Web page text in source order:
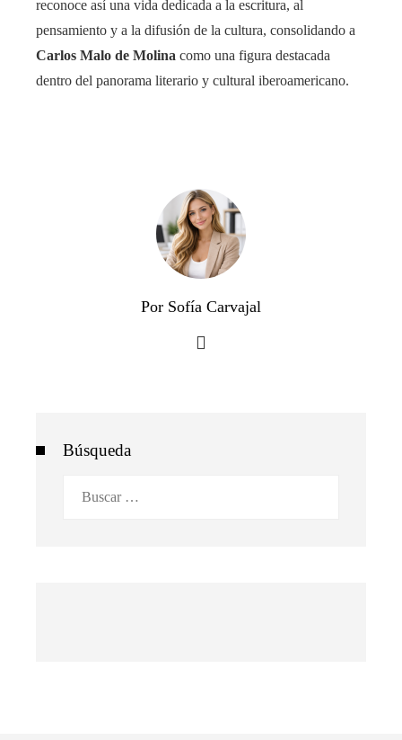
reconoce así una vida dedicada a la escritura, al
pensamiento y a la difusión de la cultura, consolidando a
Carlos Malo de Molina como una figura destacada
dentro del panorama literario y cultural iberoamericano.
Por Sofía Carvajal
Búsqueda